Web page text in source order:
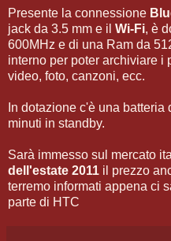
Presente la connessione
jack da 3.5 mm e il Wi-Fi, è
600MHz e di una Ram da
interno per poter archiviare i
video, foto, canzoni, ecc.
In dotazione c'è una
minuti in standby.
Sarà immesso sul mercato
dell'estate 2011 il prezzo
terremo informati appena ci
parte di HTC